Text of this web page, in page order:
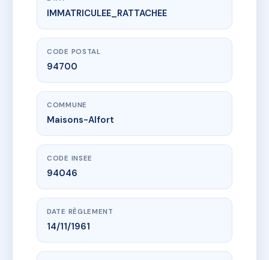
www.vme.plus/AB8543159
SDC 12 RUE RODIER
12 r rodier94700 Maisons-Alfort
IMMATRICULEE_RATTACHEE
CODE POSTAL
94700
COMMUNE
Maisons-Alfort
CODE INSEE
94046
DATE RÈGLEMENT
14/11/1961